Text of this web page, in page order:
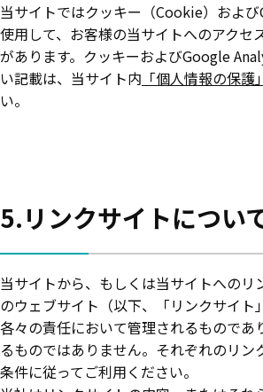
当サイトではクッキー（Cookie）およ
使用して、お客様の当サイトへのアクセ
があります。クッキーおよびGoogle
い記載は、当サイト内 「個人情報の保護」
い。
5.リンクサイトについ
当サイトから、もしくは当サイトへのリ
のウェブサイト（以下、「リンクサイト
各々の責任において管理されるものであ
るものではありません。それぞれのリン
条件に従ってご利用ください。